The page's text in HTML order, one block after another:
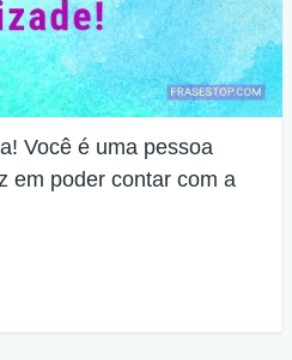
Você é uma pessoa
em poder contar com a